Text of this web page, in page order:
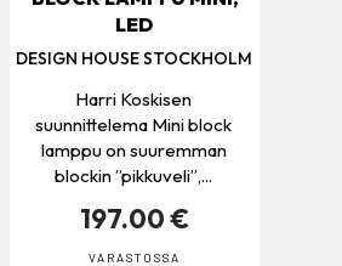
LED
DESIGN HOUSE STOCKHOLM
Harri Koskisen
suunnittelema Mini block
lamppu on suuremman
blockin ”pikkuveli”,...
197.00 €
VARASTOSSA